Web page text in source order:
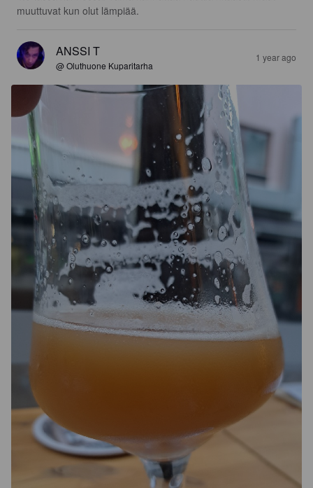
muuttuvat kun olut lämpiää.
ANSSI T
@ Oluthuone Kuparitarha
1 year ago